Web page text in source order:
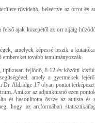
rövidebb, beleértve az orrot és
ajak közepétől az orr aljáig
amelyek képessé teszik a
tovább tanulmányozzák.
tipikusan fejlődő, 8-12 év közötti
amely a gyermekek
Dr. Aldridge 17 olyan pontot
Amikor az adjunktusnő ezen
és hasonlította össze az autista és
hogy az arcformában